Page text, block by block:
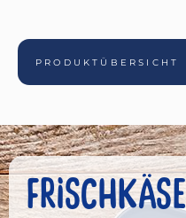
PRODUKTÜBERSICHT
FRISCHKÄSE